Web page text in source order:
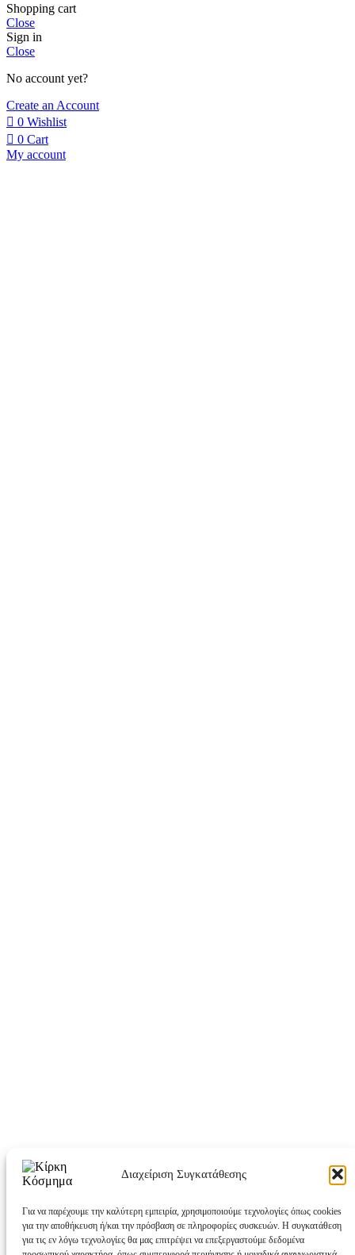
Διαχείριση Συγκατάθεσης
Για να παρέχουμε την καλύτερη εμπειρία, χρησιμοποιούμε τεχνολογίες όπως cookies
για την αποθήκευση ή/και την πρόσβαση σε πληροφορίες συσκευών. Η συγκατάθεση
για τις εν λόγω τεχνολογίες θα μας επιτρέψει να επεξεργαστούμε δεδομένα
Shopping cart
Close
Sign in
Close
No account yet?
Create an Account
0 Wishlist
0 Cart
My account